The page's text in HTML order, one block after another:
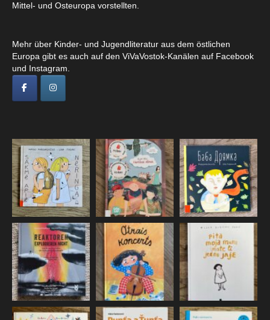
Mittel- und Osteuropa vorstellten.
Mehr über Kinder- und Jugendliteratur aus dem östlichen
Europa gibt es auch auf den ViVaVostok-Kanälen auf Facebook
und Instagram.